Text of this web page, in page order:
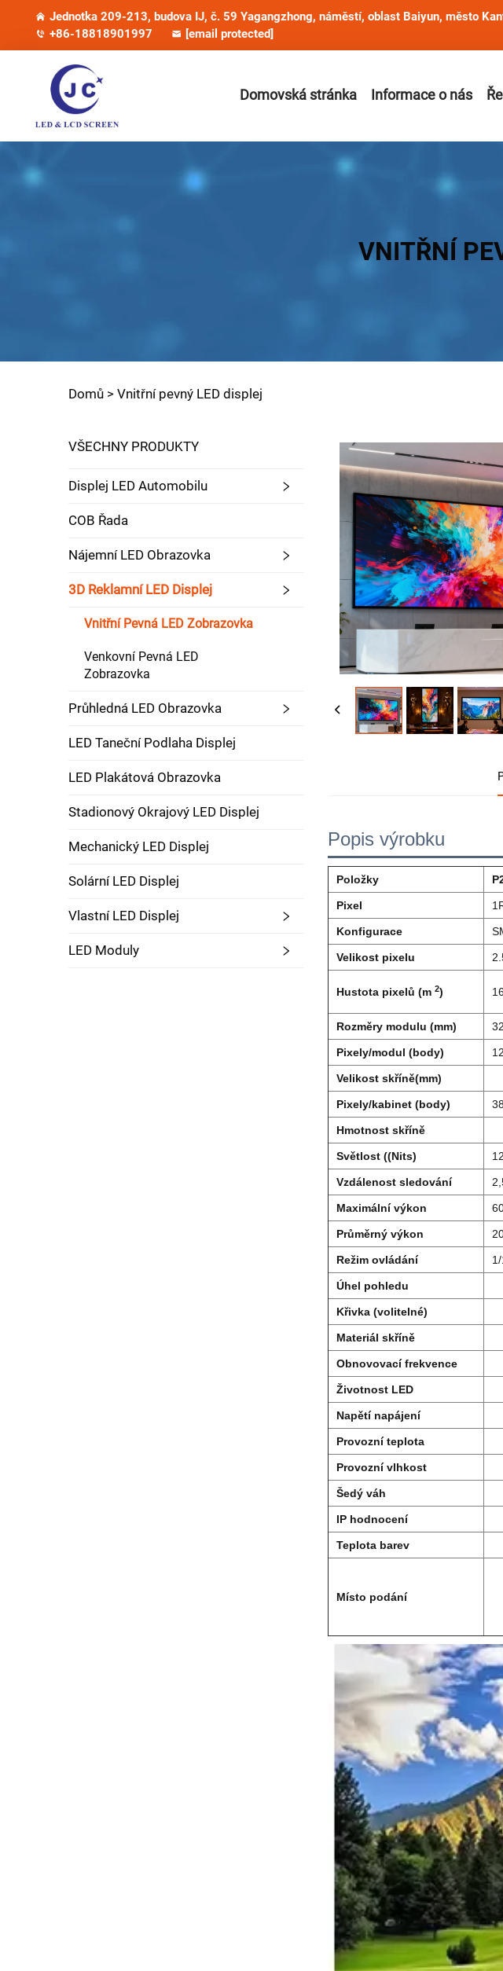
Jednotka 209-213, budova IJ, č. 59 Yagangzhong, náměstí, oblast Baiyun, město
+86-18818901997
[email protected]
Domovská stránka Informace o nás
VNITŘNÍ
Domů > Vnitřní pevný LED displej
VŠECHNY PRODUKTY
Displej LED Automobilu
COB Řada
Nájemní LED Obrazovka
3D Reklamní LED Displej
Vnitřní Pevná LED Zobrazovka
Venkovní Pevná LED
Zobrazovka
Průhledná LED Obrazovka
LED Taneční Podlaha Displej
LED Plakátová Obrazovka
Stadionový Okrajový LED Displej
Mechanický LED Displej
Solární LED Displej
Vlastní LED Displej
LED Moduly
Popis výrobku
Položky
Pixel
Konfigurace
Velikost pixelu
Hustota pixelů (m 2)
Rozměry modulu (mm)
Pixely/modul (body)
Velikost skříně(mm)
Pixely/kabinet (body)
Hmotnost skříně
Světlost ((Nits)
Vzdálenost sledování
Maximální výkon
Průměrný výkon
Režim ovládání
Úhel pohledu
Křivka (volitelné)
Materiál skříně
Obnovovací frekvence
Životnost LED
Napětí napájení
Provozní teplota
Provozní vlhkost
Šedý váh
IP hodnocení
Teplota barev
Místo podání